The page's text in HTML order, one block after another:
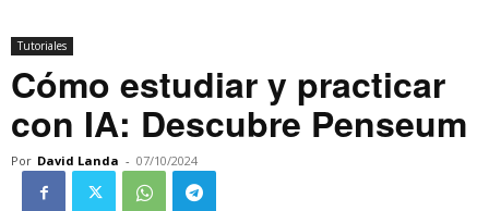
Tutoriales
Cómo estudiar y practicar
con IA: Descubre Penseum
Por David Landa - 07/10/2024